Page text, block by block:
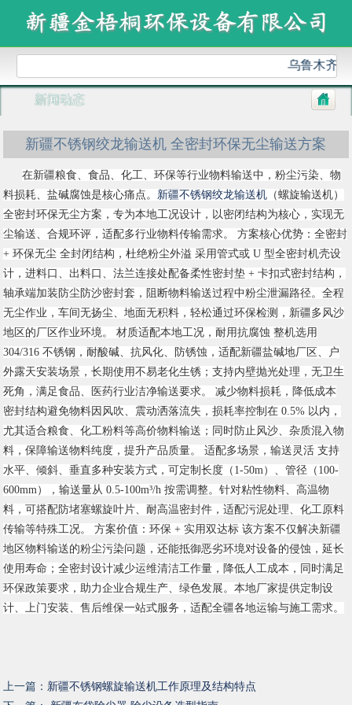
乌鲁木齐
新闻动态
新疆不锈钢绞龙输送机 全密封环保无尘输送方案
在新疆粮食、食品、化工、环保等行业物料输送中，粉尘污染、物
料损耗、盐碱腐蚀是核心痛点。 新疆不锈钢绞龙输送机 （螺旋输送机）
全密封环保无尘方案，专为本地工况设计，以密闭结构为核心，实现无
尘输送、合规环评，适配多行业物料传输需求。 方案核心优势：全密封
+ 环保无尘 全封闭结构，杜绝粉尘外溢 采用管式或 U 型全密封机壳设
计，进料口、出料口、法兰连接处配备柔性密封垫 + 卡扣式密封结构，
轴承端加装防尘防沙密封套，阻断物料输送过程中粉尘泄漏路径。全程
无尘作业，车间无扬尘、地面无积料，轻松通过环保检测，新疆多风沙
地区的厂区作业环境。 材质适配本地工况，耐用抗腐蚀 整机选用
304/316 不锈钢，耐酸碱、抗风化、防锈蚀，适配新疆盐碱地厂区、户
外露天安装场景，长期使用不易老化生锈；支持内壁抛光处理，无卫生
死角，满足食品、医药行业洁净输送要求。 减少物料损耗，降低成本
密封结构避免物料因风吹、震动洒落流失，损耗率控制在 0.5% 以内，
尤其适合粮食、化工粉料等高价物料输送；同时防止风沙、杂质混入物
料，保障输送物料纯度，提升产品质量。 适配多场景，输送灵活 支持
水平、倾斜、垂直多种安装方式，可定制长度（1-50m）、管径（100-
600mm），输送量从 0.5-100m³/h 按需调整。针对粘性物料、高温物
料，可搭配防堵塞螺旋叶片、耐高温密封件，适配污泥处理、化工原料
传输等特殊工况。 方案价值：环保 + 实用双达标 该方案不仅解决新疆
地区物料输送的粉尘污染问题，还能抵御恶劣环境对设备的侵蚀，延长
使用寿命；全密封设计减少运维清洁工作量，降低人工成本，同时满足
环保政策要求，助力企业合规生产、绿色发展。本地厂家提供定制设
计、上门安装、售后维保一站式服务，适配全疆各地运输与施工需求。
上一篇： 新疆不锈钢螺旋输送机工作原理及结构特点